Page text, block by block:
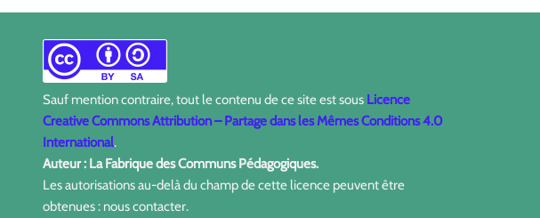
Sauf mention contraire, tout le contenu de ce site est sous Licence
Creative Commons Attribution – Partage dans les Mêmes Conditions 4.0
International.
Auteur : La Fabrique des Communs Pédagogiques.
Les autorisations au-delà du champ de cette licence peuvent être
obtenues : nous contacter.